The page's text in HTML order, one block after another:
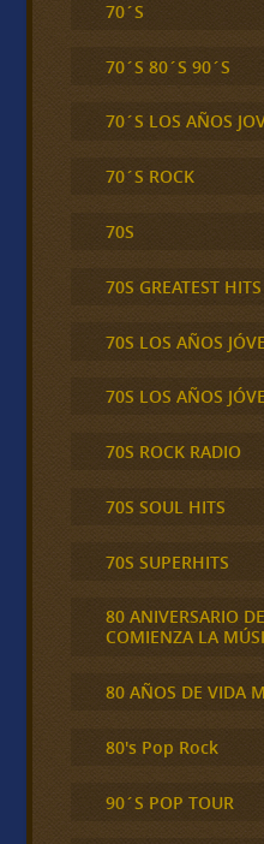
70´S
70´S 80´S 90´S
70´S LOS AÑOS
70´S ROCK
70S
70S GREATEST HITS
70S LOS AÑOS
70S LOS AÑOS
70S ROCK RADIO
70S SOUL HITS
70S SUPERHITS
80 ANIVERSARIO
COMIENZA LA
80 AÑOS DE VIDA
80's Pop Rock
90´S POP TOUR